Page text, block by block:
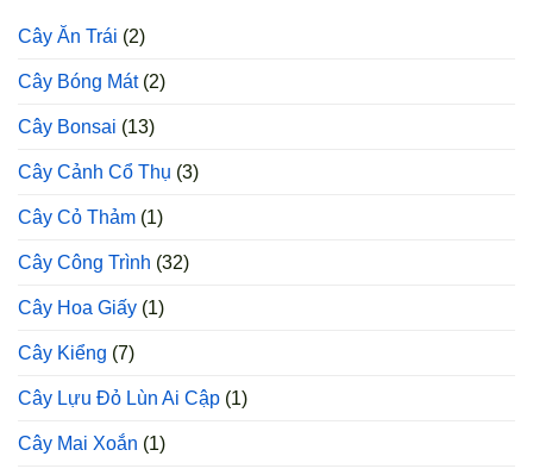
Cây Ăn Trái (2)
Cây Bóng Mát(2)
Cây Bonsai (13)
Cây Cảnh Cổ Thụ (3)
Cây Cỏ Thảm (1)
Cây Công Trình (32)
Cây Hoa Giấy (1)
Cây Kiểng (7)
Cây Lựu Đỏ Lùn Ai Cập (1)
Cây Mai Xoắn (1)